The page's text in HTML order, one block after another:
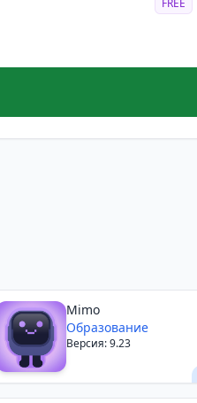
FREE
Mimo
Образование
Версия: 9.23